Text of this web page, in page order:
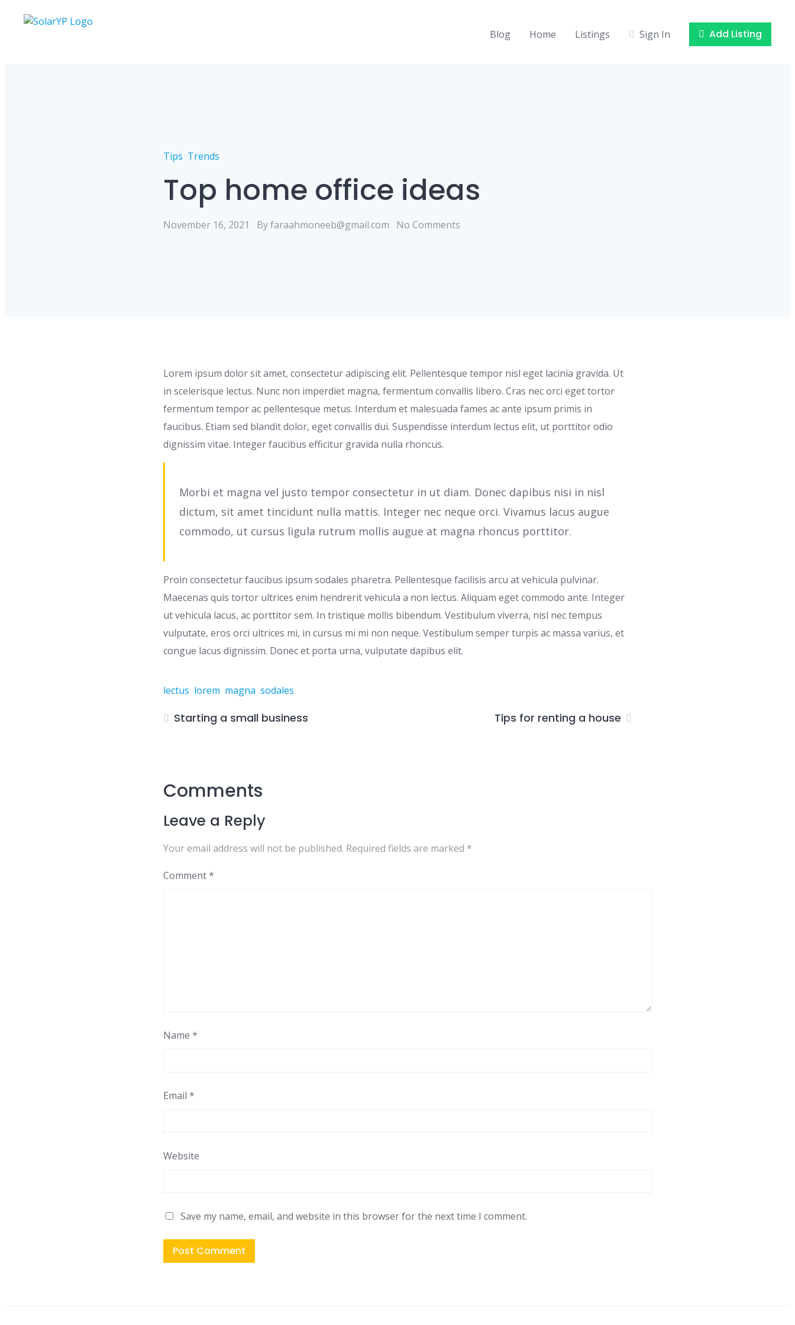
Blog Home Listings Sign In Add Listing
Tips Trends
Top home office ideas
November 16, 2021 Byfaraahmoneeb@gmail.com No Comments
Lorem ipsum dolor sit amet, consectetur adipiscing elit. Pellentesque tempor nisl eget lacinia gravida. Ut
in scelerisque lectus. Nunc non imperdiet magna, fermentum convallis libero. Cras nec orci eget tortor
fermentum tempor ac pellentesque metus. Interdum et malesuada fames ac ante ipsum primis in
faucibus. Etiam sed blandit dolor, eget convallis dui. Suspendisse interdum lectus elit, ut porttitor odio
dignissim vitae. Integer faucibus efficitur gravida nulla rhoncus.
Morbi et magna vel justo tempor consectetur in ut diam. Donec dapibus nisi in nisl
dictum, sit amet tincidunt nulla mattis. Integer nec neque orci. Vivamus lacus augue
commodo, ut cursus ligula rutrum mollis augue at magna rhoncus porttitor.
Proin consectetur faucibus ipsum sodales pharetra. Pellentesque facilisis arcu at vehicula pulvinar.
Maecenas quis tortor ultrices enim hendrerit vehicula a non lectus. Aliquam eget commodo ante. Integer
ut vehicula lacus, ac porttitor sem. In tristique mollis bibendum. Vestibulum viverra, nisl nec tempus
vulputate, eros orci ultrices mi, in cursus mi mi non neque. Vestibulum semper turpis ac massa varius, et
congue lacus dignissim. Donec et porta urna, vulputate dapibus elit.
lectus lorem magna sodales
Starting a small business Tips for renting a house
Comments
Leave a Reply
Your email address will not be published. Required fields are marked *
Comment*
Name *
Email *
Website
Save my name, email, and website in this browser for the next time I comment.